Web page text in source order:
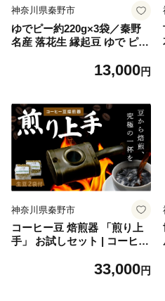
神奈川県秦野市
ゆでピー約220g×3袋／秦野
名産 落花生 縁起豆 ゆで ピー
おやつ お土産 家族 セット お
13,000円
神奈川県秦野市
コーヒー豆 焙煎器 「煎り上
手」 お試しセット | コーヒー
器 自家焙煎 煎りたて アウト
33,000円